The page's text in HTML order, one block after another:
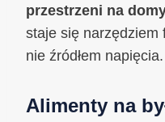
przestrzeni na
staje się narzędziem
nie źródłem napięcia.
Alimenty na